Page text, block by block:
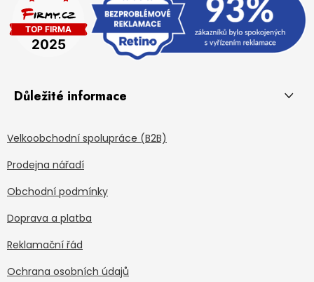
Důležité informace
Velkoobchodní spolupráce (B2B)
Prodejna nářadí
Obchodní podmínky
Doprava a platba
Reklamační řád
Ochrana osobních údajů